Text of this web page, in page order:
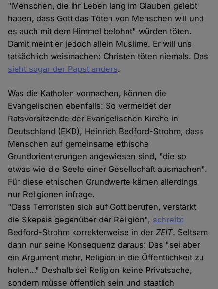
"Menschen, die ihr Leben lang im Glauben gelebt
haben, dass Gott das Töten von Menschen will und
es auch mit dem Himmel belohnt" würden töten.
Damit meint er jedoch allein Muslime. Er will uns
tatsächlich weismachen: Christen töten niemals. Das
sieht sogar der Papst anders.
Was die Katholen vormachen, können die
Evangelischen ebenfalls: So vermeldet der
Ratsvorsitzende der Evangelischen Kirche in
Deutschland (EKD), Heinrich Bedford-Strohm, dass
Menschen auf gemeinsame ethische
Grundorientierungen angewiesen sind, "die so
etwas wie die Seele einer Gesellschaft ausmachen".
Für diese ethischen Grundwerte kämen allerdings
nur Religionen infrage.
"Dass Terroristen sich auf Gott berufen, verstärkt
die Skepsis gegenüber der Religion", schreibt
Bedford-Strohm korrekterweise in derZEIT. Seltsam
dann nur seine Konsequenz daraus: Das "sei aber
ein Argument mehr, Religion in die Öffentlichkeit zu
holen…" Deshalb sei Religion keine Privatsache,
sondern müsse öffentlich sein und staatlich